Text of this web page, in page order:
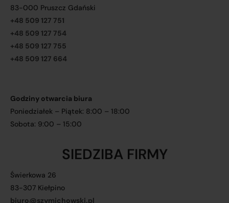
83-000 Pruszcz Gdański
+48 509 127 751
+48 509 127 754
+48 509 127 755
+48 509 127 664
Godziny otwarcia biura
Poniedziałek – Piątek: 8:00 – 18:00
Sobota: 9:00 – 15:00
SIEDZIBA FIRMY
Świerkowa 26
83-307 Kiełpino
biuro@szymichowski.pl